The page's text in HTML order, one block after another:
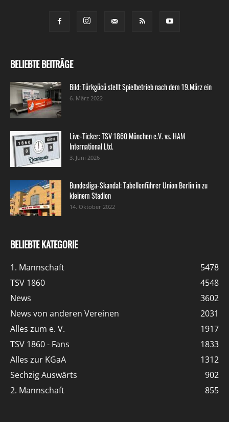
BELIEBTE BEITRÄGE
Bild: Türkgücü stellt Spielbetrieb nach dem 19.März ein
6. März 2022
Live-Ticker: TSV 1860 München e.V. vs. HAM
International Ltd.
3. Juni 2026
Bundesliga-Skandal: Tabellenführer Union Berlin in zu
kleinem Stadion
14. Oktober 2022
BELIEBTE KATEGORIE
1. Mannschaft
5478
TSV 1860
4548
News
3602
News von anderen Vereinen
2031
Alles zum e. V.
1917
TSV 1860 - Fans
1833
Alles zur KGaA
1312
Sechzig Auswärts
902
2. Mannschaft
855